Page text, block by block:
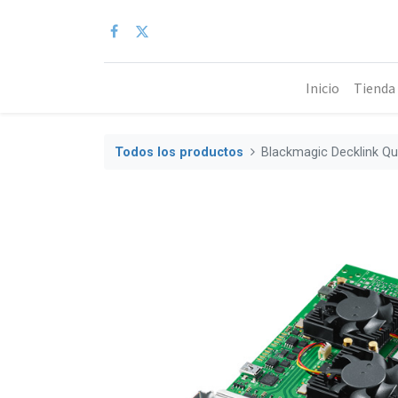
Inicio Tienda
Todos los productos Blackmagic Decklink